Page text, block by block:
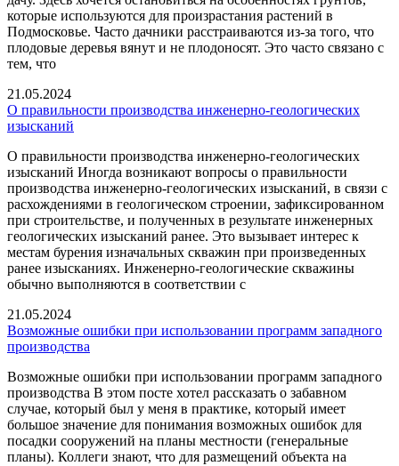
которые используются для произрастания растений в
Подмосковье. Часто дачники расстраиваются из-за того, что
плодовые деревья вянут и не плодоносят. Это часто связано с
тем, что
21.05.2024
О правильности производства инженерно-геологических
изысканий
О правильности производства инженерно-геологических
изысканий Иногда возникают вопросы о правильности
производства инженерно-геологических изысканий, в связи с
расхождениями в геологическом строении, зафиксированном
при строительстве, и полученных в результате инженерных
геологических изысканий ранее. Это вызывает интерес к
местам бурения изначальных скважин при произведенных
ранее изысканиях. Инженерно-геологические скважины
обычно выполняются в соответствии с
21.05.2024
Возможные ошибки при использовании программ западного
производства
Возможные ошибки при использовании программ западного
производства В этом посте хотел рассказать о забавном
случае, который был у меня в практике, который имеет
большое значение для понимания возможных ошибок для
посадки сооружений на планы местности (генеральные
планы). Коллеги знают, что для размещений объекта на